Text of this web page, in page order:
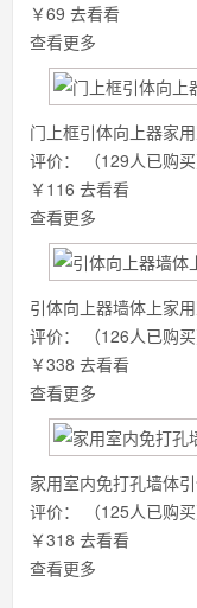
￥69 去看看
查看更多
门上框引体向上器家
评价：
（129人已购买
￥116 去看看
查看更多
引体向上器墙体上家
评价：
（126人已购买
￥338 去看看
查看更多
家用室内免打孔墙体
评价：
（125人已购买
￥318 去看看
查看更多